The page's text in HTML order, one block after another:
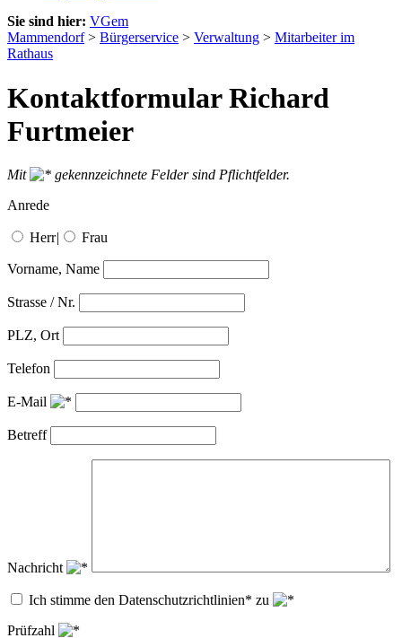
Sie sind hier: VGem
Mammendorf> Bürgerservice > Verwaltung > Mitarbeiter im
Rathaus
Kontaktformular Richard
Furtmeier
Mit
gekennzeichnete Felder sind Pflichtfelder.
Anrede
Herr| Frau
Vorname, Name
Strasse / Nr.
PLZ, Ort
Telefon
E-Mail
Betreff
Nachricht
Ich stimme den Datenschutzrichtlinien* zu
Prüfzahl